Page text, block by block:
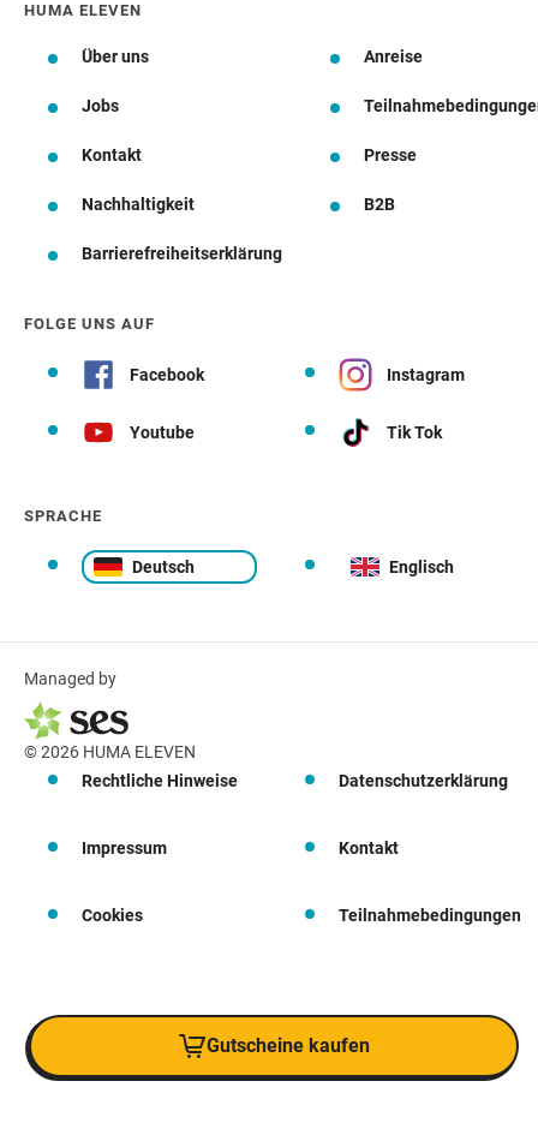
HUMA ELEVEN
Über uns Anreise
Jobs
Kontakt Presse
Nachhaltigkeit B2B
Barrierefreiheitserklärung
FOLGE UNS AUF
Facebook Instagram
Youtube Tik Tok
SPRACHE
Deutsch Englisch
Managed by
© 2026 HUMA ELEVEN
Rechtliche Hinweise
Datenschutzerklärung
Impressum Kontakt
Cookies Teilnahmebedingungen
Gutscheine kaufen